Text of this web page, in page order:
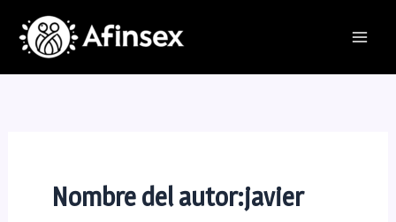
contenido
Nombre del autor:javier